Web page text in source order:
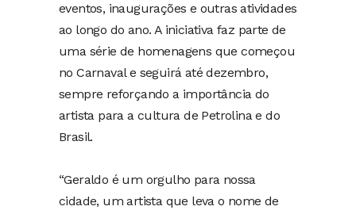
eventos, inaugurações e outras atividades
ao longo do ano. A iniciativa faz parte de
uma série de homenagens que começou
no Carnaval e seguirá até dezembro,
sempre reforçando a importância do
artista para a cultura de Petrolina e do
Brasil.
“Geraldo é um orgulho para nossa
cidade, um artista que leva o nome de